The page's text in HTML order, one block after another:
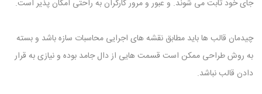
جای خود ثابت می شوند. و عبور و مرور کارگران به راحتی امکان پذیر است.
چیدمان قالب ها باید مطابق نقشه های اجرایی محاسبات سازه باشد و بسته
به روش طراحی ممکن است قسمت هایی از دال جامد بوده و نیازی به قرار
دادن قالب نباشد.